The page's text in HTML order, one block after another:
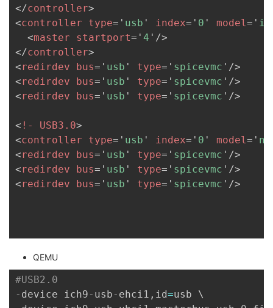
</controller>
<controller type= ' usb ' index= ' 0 ' model= '
<master startport= ' 4 ' />
</controller>
<redirdev bus= ' usb ' type= ' spicevmc ' />
<redirdev bus= ' usb ' type= ' spicevmc ' />
<redirdev bus= ' usb ' type= ' spicevmc ' />
< !- USB3.0>
<controller type= ' usb ' index= ' 0 ' model= '
<redirdev bus= ' usb ' type= ' spicevmc ' />
<redirdev bus= ' usb ' type= ' spicevmc ' />
<redirdev bus= ' usb ' type= ' spicevmc ' />
QEMU
#USB2.0
-device ich9-usb-ehci1,id=usb \